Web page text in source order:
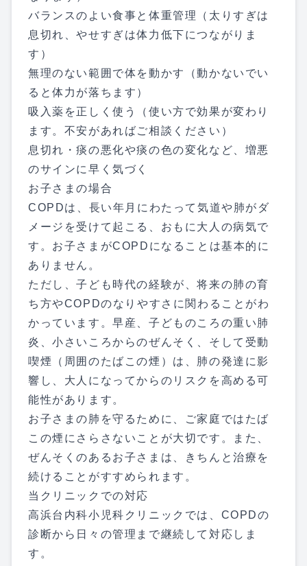
バランスのよい食事と体重管理（太りすぎは
息切れ、やせすぎは体力低下につながりま
す）
無理のない範囲で体を動かす（動かないでい
ると体力が落ちます）
吸入薬を正しく使う（使い方で効果が変わり
ます。不安があればご相談ください）
息切れ・痰の悪化や痰の色の変化など、増悪
のサインに早く気づく
お子さまの場合
COPDは、長い年月にわたって気道や肺がダ
メージを受けて起こる、おもに大人の病気で
す。お子さまがCOPDになることは基本的に
ありません。
ただし、子ども時代の経験が、将来の肺の育
ち方やCOPDのなりやすさに関わることがわ
かっています。早産、子どものころの重い肺
炎、小さいころからのぜんそく、そして受動
喫煙（周囲のたばこの煙）は、肺の発達に影
響し、大人になってからのリスクを高める可
能性があります。
お子さまの肺を守るために、ご家庭ではたば
この煙にさらさないことが大切です。また、
ぜんそくのあるお子さまは、きちんと治療を
続けることがすすめられます。
当クリニックでの対応
高浜台内科小児科クリニックでは、COPDの
診断から日々の管理まで継続して対応しま
す。